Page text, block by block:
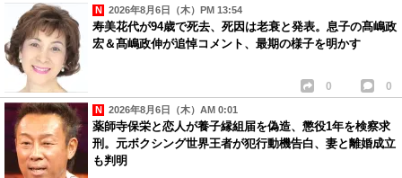
2026年8月6日（木）PM 13:54
寿美花代が94歳で死去、死因は老衰と発表。息子の髙嶋政
宏＆髙嶋政伸が追悼コメント、最期の様子を明かす
0 0
2026年8月6日（木）AM 0:01
薬師寺保栄と恋人が養子縁組届を偽造、懲役1年を検察求
刑。元ボクシング世界王者が犯行動機告白、妻と離婚成立
も判明